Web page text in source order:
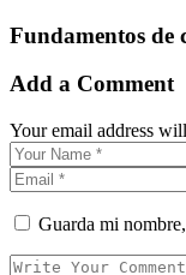
Fundamentos de
Add a Comment
Your email address
Guarda mi